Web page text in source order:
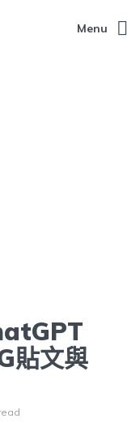
Menu
貼文與